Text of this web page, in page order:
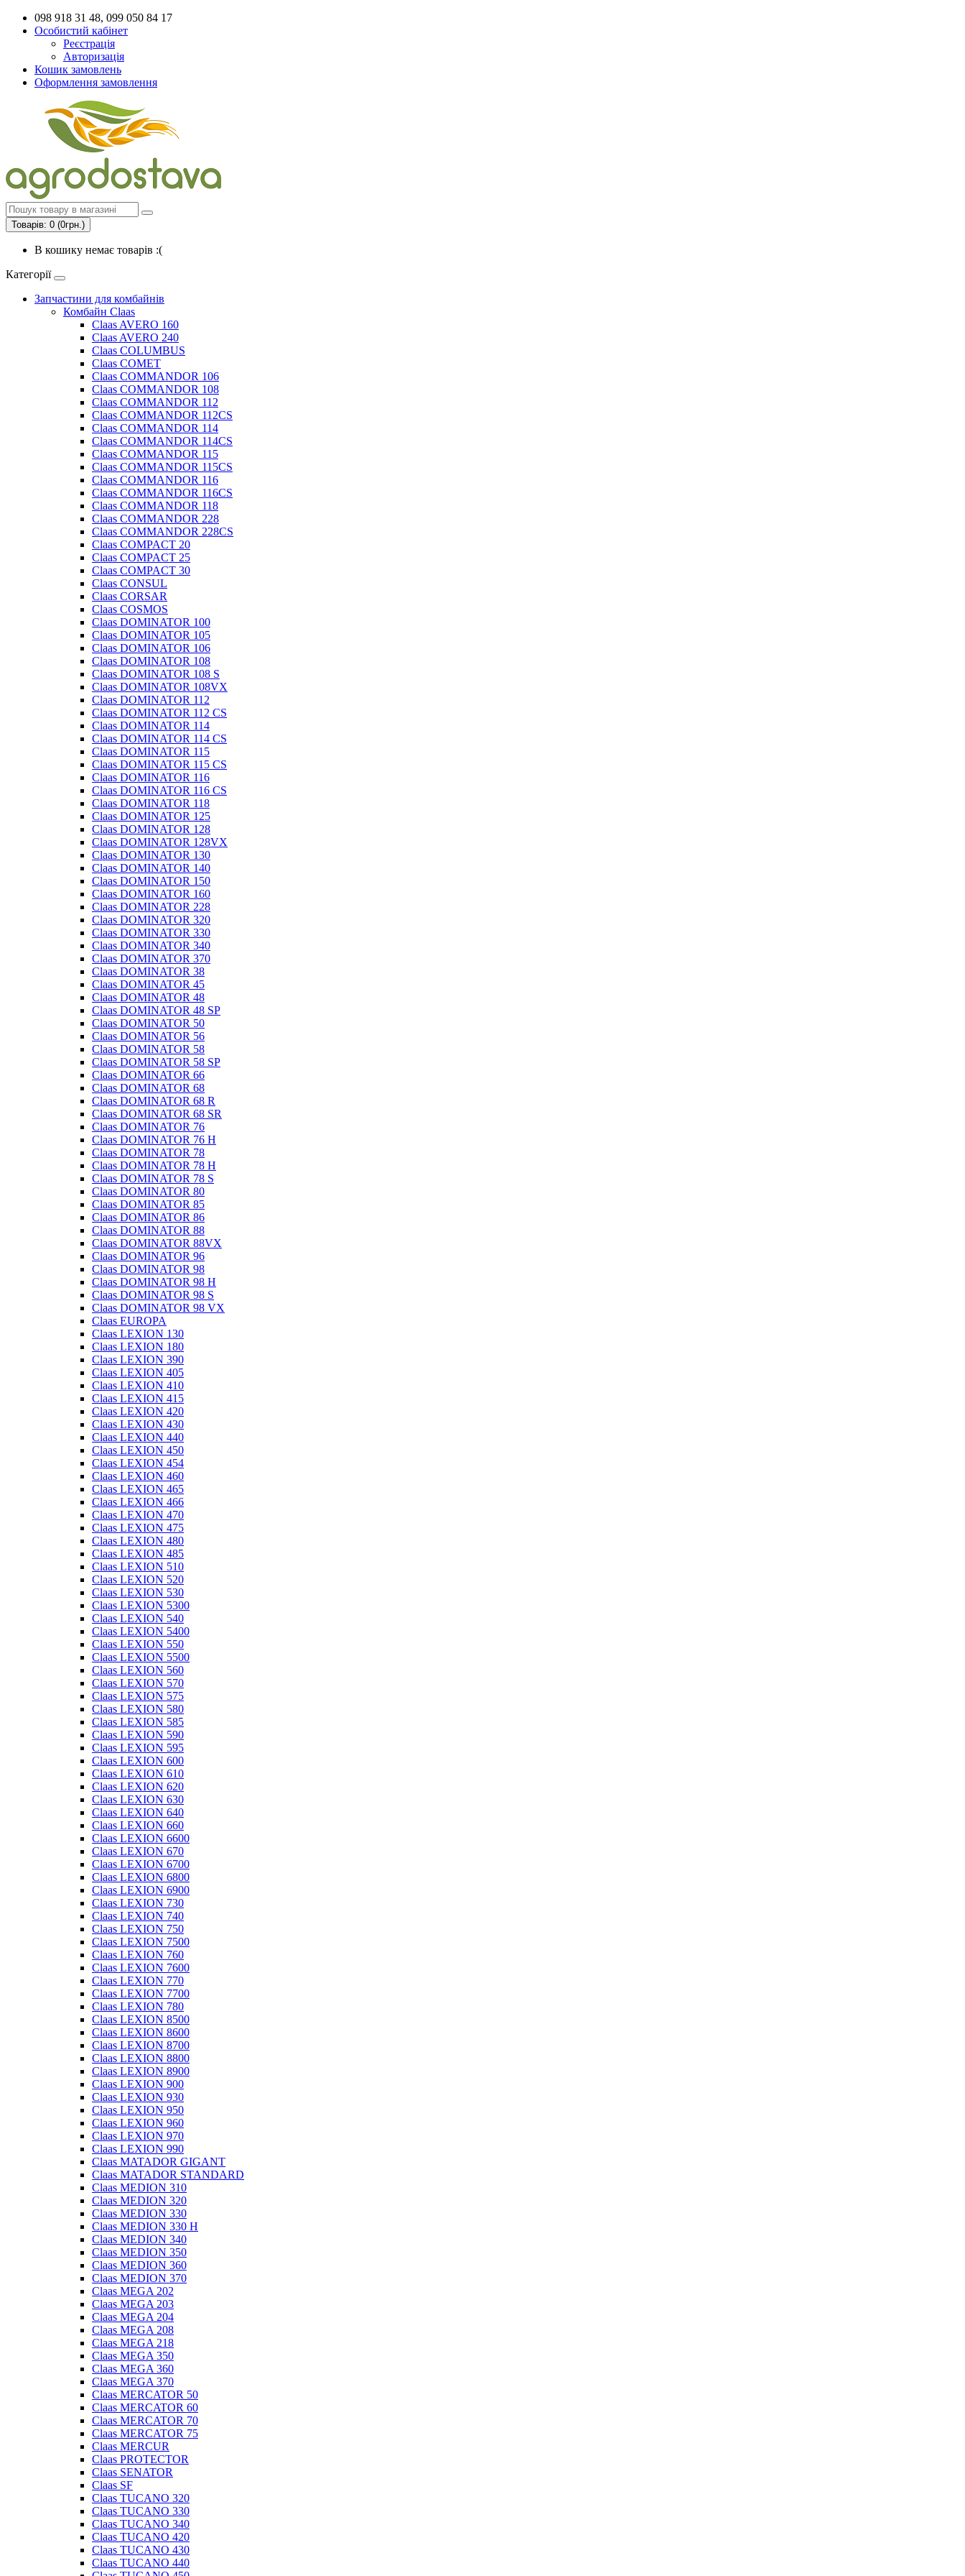
098 918 31 48, 099 050 84 17
Особистий кабінет
Реєстрація
Авторизація
Кошик замовлень
Оформлення замовлення
Товарів: 0 (0грн.)
В кошику немає товарів :(
Категорії
Запчастини для комбайнів
Комбайн Claas
Claas AVERO 160
Claas AVERO 240
Claas COLUMBUS
Claas COMET
Claas COMMANDOR 106
Claas COMMANDOR 108
Claas COMMANDOR 112
Claas COMMANDOR 112CS
Claas COMMANDOR 114
Claas COMMANDOR 114CS
Claas COMMANDOR 115
Claas COMMANDOR 115CS
Claas COMMANDOR 116
Claas COMMANDOR 116CS
Claas COMMANDOR 118
Claas COMMANDOR 228
Claas COMMANDOR 228CS
Claas COMPACT 20
Claas COMPACT 25
Claas COMPACT 30
Claas CONSUL
Claas CORSAR
Claas COSMOS
Claas DOMINATOR 100
Claas DOMINATOR 105
Claas DOMINATOR 106
Claas DOMINATOR 108
Claas DOMINATOR 108 S
Claas DOMINATOR 108VX
Claas DOMINATOR 112
Claas DOMINATOR 112 CS
Claas DOMINATOR 114
Claas DOMINATOR 114 CS
Claas DOMINATOR 115
Claas DOMINATOR 115 CS
Claas DOMINATOR 116
Claas DOMINATOR 116 CS
Claas DOMINATOR 118
Claas DOMINATOR 125
Claas DOMINATOR 128
Claas DOMINATOR 128VX
Claas DOMINATOR 130
Claas DOMINATOR 140
Claas DOMINATOR 150
Claas DOMINATOR 160
Claas DOMINATOR 228
Claas DOMINATOR 320
Claas DOMINATOR 330
Claas DOMINATOR 340
Claas DOMINATOR 370
Claas DOMINATOR 38
Claas DOMINATOR 45
Claas DOMINATOR 48
Claas DOMINATOR 48 SP
Claas DOMINATOR 50
Claas DOMINATOR 56
Claas DOMINATOR 58
Claas DOMINATOR 58 SP
Claas DOMINATOR 66
Claas DOMINATOR 68
Claas DOMINATOR 68 R
Claas DOMINATOR 68 SR
Claas DOMINATOR 76
Claas DOMINATOR 76 H
Claas DOMINATOR 78
Claas DOMINATOR 78 H
Claas DOMINATOR 78 S
Claas DOMINATOR 80
Claas DOMINATOR 85
Claas DOMINATOR 86
Claas DOMINATOR 88
Claas DOMINATOR 88VX
Claas DOMINATOR 96
Claas DOMINATOR 98
Claas DOMINATOR 98 H
Claas DOMINATOR 98 S
Claas DOMINATOR 98 VX
Claas EUROPA
Claas LEXION 130
Claas LEXION 180
Claas LEXION 390
Claas LEXION 405
Claas LEXION 410
Claas LEXION 415
Claas LEXION 420
Claas LEXION 430
Claas LEXION 440
Claas LEXION 450
Claas LEXION 454
Claas LEXION 460
Claas LEXION 465
Claas LEXION 466
Claas LEXION 470
Claas LEXION 475
Claas LEXION 480
Claas LEXION 485
Claas LEXION 510
Claas LEXION 520
Claas LEXION 530
Claas LEXION 5300
Claas LEXION 540
Claas LEXION 5400
Claas LEXION 550
Claas LEXION 5500
Claas LEXION 560
Claas LEXION 570
Claas LEXION 575
Claas LEXION 580
Claas LEXION 585
Claas LEXION 590
Claas LEXION 595
Claas LEXION 600
Claas LEXION 610
Claas LEXION 620
Claas LEXION 630
Claas LEXION 640
Claas LEXION 660
Claas LEXION 6600
Claas LEXION 670
Claas LEXION 6700
Claas LEXION 6800
Claas LEXION 6900
Claas LEXION 730
Claas LEXION 740
Claas LEXION 750
Claas LEXION 7500
Claas LEXION 760
Claas LEXION 7600
Claas LEXION 770
Claas LEXION 7700
Claas LEXION 780
Claas LEXION 8500
Claas LEXION 8600
Claas LEXION 8700
Claas LEXION 8800
Claas LEXION 8900
Claas LEXION 900
Claas LEXION 930
Claas LEXION 950
Claas LEXION 960
Claas LEXION 970
Claas LEXION 990
Claas MATADOR GIGANT
Claas MATADOR STANDARD
Claas MEDION 310
Claas MEDION 320
Claas MEDION 330
Claas MEDION 330 H
Claas MEDION 340
Claas MEDION 350
Claas MEDION 360
Claas MEDION 370
Claas MEGA 202
Claas MEGA 203
Claas MEGA 204
Claas MEGA 208
Claas MEGA 218
Claas MEGA 350
Claas MEGA 360
Claas MEGA 370
Claas MERCATOR 50
Claas MERCATOR 60
Claas MERCATOR 70
Claas MERCATOR 75
Claas MERCUR
Claas PROTECTOR
Claas SENATOR
Claas SF
Claas TUCANO 320
Claas TUCANO 330
Claas TUCANO 340
Claas TUCANO 420
Claas TUCANO 430
Claas TUCANO 440